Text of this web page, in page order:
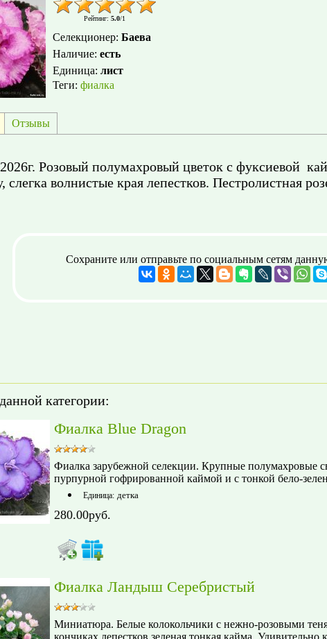
Рейтинг: 5.0/1
Селекционер: Баева
Наличие: есть
Единица: лист
Теги: фиалка
Отзывы
Розовый полумахровый цветок с фуксиевой
слегка волнистые края лепестков. Пестролистная
Сохраните или отправьте по социальным сетям
категории:
Фиалка Blue Dragon
Фиалка зарубежной селекции. Крупные полумахровые
пурпурной гофрированной каймой и с тонкой бело-
Единица: детка
280.00руб.
Фиалка Ландыш Серебристый
Миниатюра. Белые колокольчики с нежно-розовыми
кончиках лепестков зеленая тонкая кайма.